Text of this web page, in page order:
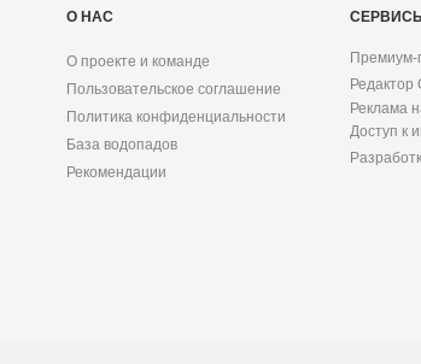
О НАС
О проекте и команде
Пользовательское соглашение
Политика конфиденциальности
База водопадов
Рекомендации
Премиум-
Редактор
Реклама
Доступ к